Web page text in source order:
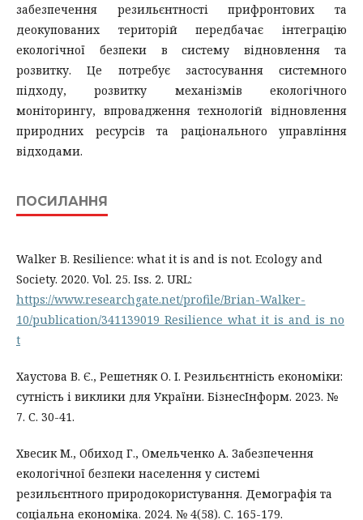
забезпечення резильєнтності прифронтових та
деокупованих територій передбачає інтеграцію
екологічної безпеки в систему відновлення та
розвитку. Це потребує застосування системного
підходу, розвитку механізмів екологічного
моніторингу, впровадження технологій відновлення
природних ресурсів та раціонального управління
відходами.
ПОСИЛАННЯ
Walker B. Resilience: what it is and is not. Ecology and
Society. 2020. Vol. 25. Iss. 2. URL:
https://www.researchgate.net/profile/Brian-Walker-
10/publication/341139019_Resilience_what_it_is_and_is_no
t
Хаустова В. Є., Решетняк О. І. Резильєнтність економіки:
сутність і виклики для України. БізнесІнформ. 2023. №
7. С. 30-41.
Хвесик М., Обиход Г., Омельченко А. Забезпечення
екологічної безпеки населення у системі
резильєнтного природокористування. Демографія та
соціальна економіка. 2024. № 4(58). С. 165-179.